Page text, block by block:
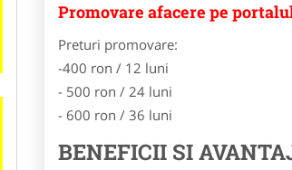
Promovare afacere pe
Preturi promovare:
-400 ron / 12 luni
- 500 ron / 24 luni
- 600 ron / 36 luni
BENEFICII SI